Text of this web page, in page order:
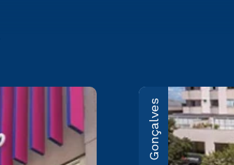
Caxias do Sul
Rua Marechal Floriano, 1229 -
Saiba mais